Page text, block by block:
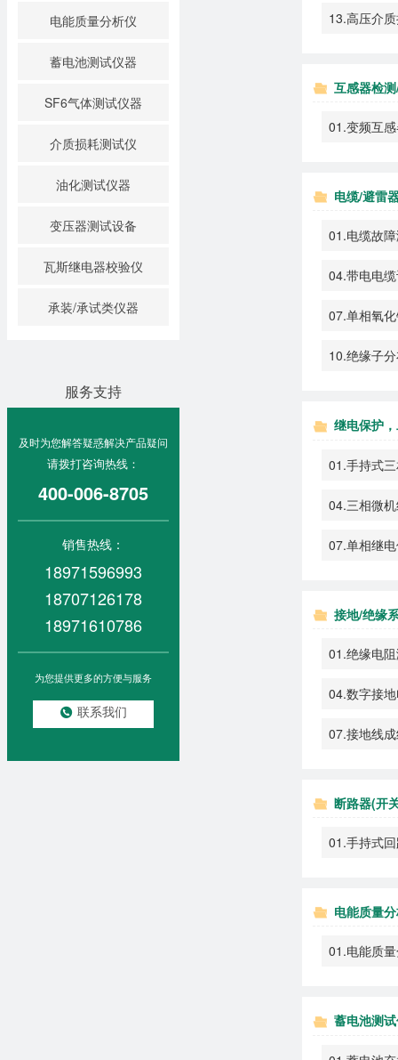
电能质量分析仪
蓄电池测试仪器
SF6气体测试仪器
介质损耗测试仪
油化测试仪器
变压器测试设备
瓦斯继电器校验仪
承装/承试类仪器
服务支持
及时为您解答疑惑解决产品疑问
请拨打咨询热线：
400-006-8705
销售热线：
18971596993
18707126178
18971610786
为您提供更多的方便与服务
联系我们
13.高压介
互感器检
01.变频互
电缆/避雷
01.电缆故
04.带电电
07.单相氧
10.绝缘子
继电保护
01.手持式
04.三相微
07.单相继
接地/绝缘
01.绝缘电
04.数字接
07.接地线
断路器(开
01.手持式
电能质量
01.电能质
蓄电池测